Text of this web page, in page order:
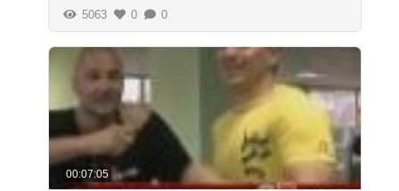
5063 0 0
00:07:05